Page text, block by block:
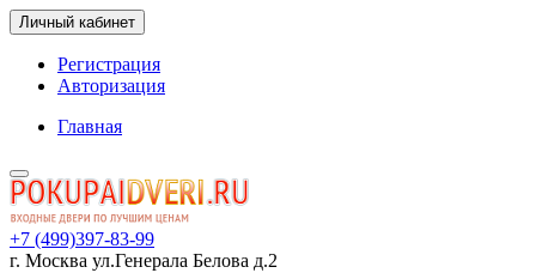
Личный кабинет
Регистрация
Авторизация
Главная
+7 (499)397-83-99
г. Москва ул.Генерала Белова д.2